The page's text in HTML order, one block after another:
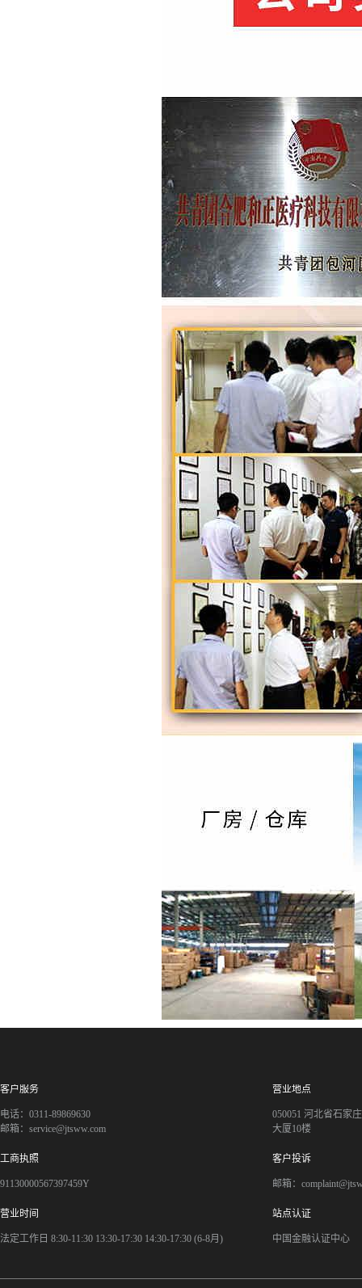
客户服务
电话：0311-89869630
邮箱：service@jtsww.com
营业地点
050051 河北省石家
大厦10楼
工商执照
91130000567397459Y
客户投诉
邮箱：
营业时间
法定工作日 8:30-11:30 13:30-17:30 14:30-17:30 (6-8月)
站点认证
中国金融认证中心